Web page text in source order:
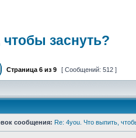
заснуть?
Страница 6из 9 [ Сообщений: 512 ]
сообщения: Re: 4you. Что выпить,